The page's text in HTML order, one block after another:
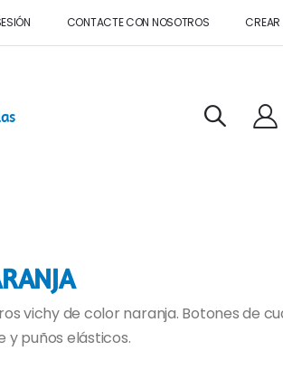
CONTACTE CON NOSOTROS
vichy de color naranja. Botones de
puños elásticos.